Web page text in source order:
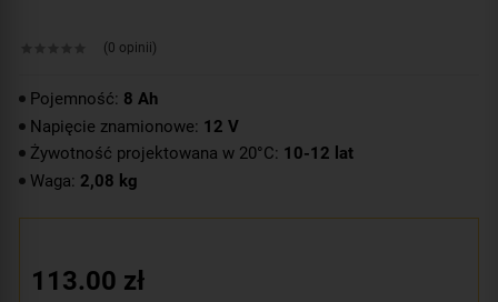
(0 opinii)
Pojemność: 8 Ah
Napięcie znamionowe: 12 V
Żywotność projektowana w 20°C: 10-12 lat
Waga: 2,08 kg
113.00 zł